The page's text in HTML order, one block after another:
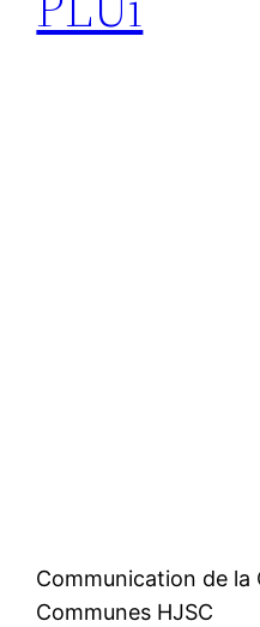
Communication de la
Communes HJSC